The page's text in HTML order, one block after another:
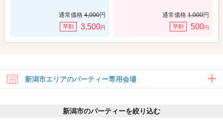
通常価格 4,000円
早割 3,500円
通常価格 1,000円
早割 500円
新潟市エリアのパーティー専用会場
新潟市のパーティーを絞り込む